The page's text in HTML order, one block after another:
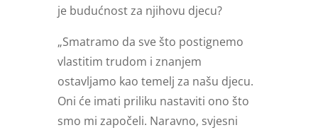
je budućnost za njihovu djecu?
„Smatramo da sve što postignemo
vlastitim trudom i znanjem
ostavljamo kao temelj za našu djecu.
Oni će imati priliku nastaviti ono što
smo mi započeli. Naravno, svjesni